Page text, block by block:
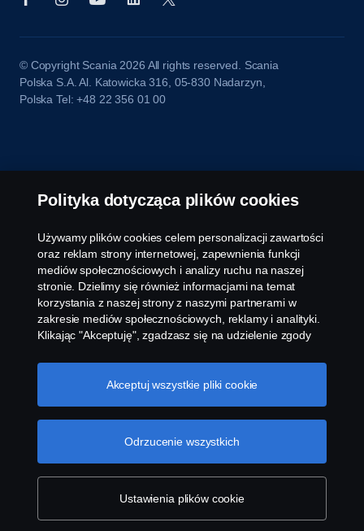
© Copyright Scania 2026 All rights reserved. Scania
Polska S.A. Al. Katowicka 316, 05-830 Nadarzyn,
Polska Tel: +48 22 356 01 00
Polityka dotycząca plików cookies
Używamy plików cookies celem personalizacji zawartości
oraz reklam strony internetowej, zapewnienia funkcji
mediów społecznościowych i analizy ruchu na naszej
stronie. Dzielimy się również informacjami na temat
korzystania z naszej strony z naszymi partnerami w
zakresie mediów społecznościowych, reklamy i analityki.
Klikając "Akceptuję", zgadzasz się na udzielenie zgody
się informacjami. Możesz również zarządzać swoimi
plikami cookies, klikając na "Ustawienia plików cookies" i
sekcję dotyczącą plików cookies, którą można znaleźć
klikając na link poniżej tego tekstu. Cookie policy
Ustawienia plików cookie
Odrzucenie wszystkich
Akceptuj wszystkie pliki cookie